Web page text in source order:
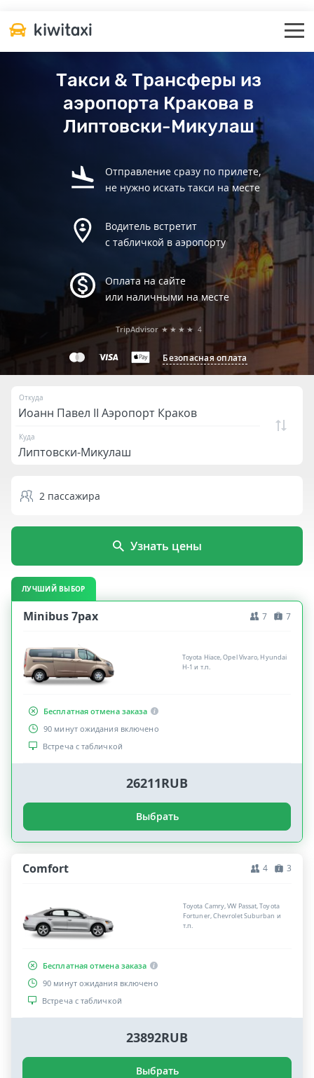
Такси & Трансферы из
аэропорта Кракова в
Липтовски-Микулаш
Отправление сразу по прилете,
не нужно искать такси на месте
Водитель встретит
с табличкой в аэропорту
Оплата на сайте
или наличными на месте
Безопасная оплата
TripAdvisor ★★★★ 4
Откуда
Куда
2 пассажира
Узнать цены
ЛУЧШИЙ ВЫБОР
Minibus 7pax 7 7
Toyota Hiace, Opel Vivaro, Hyundai
H-1 и т.п.
Бесплатная отмена заказа
90 минут ожидания включено
Встреча с табличкой
26211RUB
Выбрать
Comfort 4 3
Toyota Camry, VW Passat, Toyota
Fortuner, Chevrolet Suburban и
т.п.
Бесплатная отмена заказа
90 минут ожидания включено
Встреча с табличкой
23892RUB
Выбрать